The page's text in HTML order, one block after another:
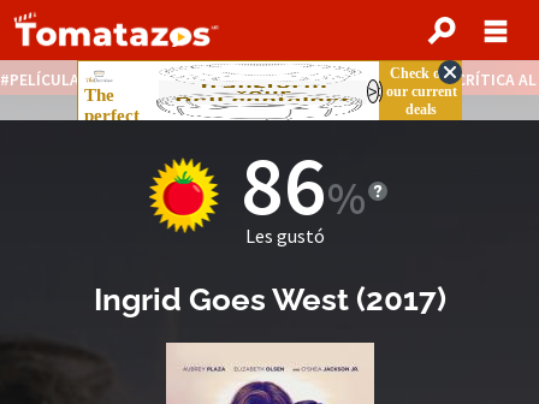
PELÍCULAS STREAMING GRATIS NOTICIAS DESTACADAS CRÍTICA
86
Les gustó
Ingrid Goes West (2017)